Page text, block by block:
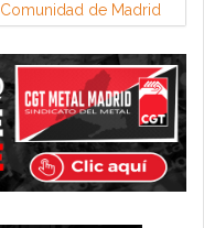
Comunidad de Madrid